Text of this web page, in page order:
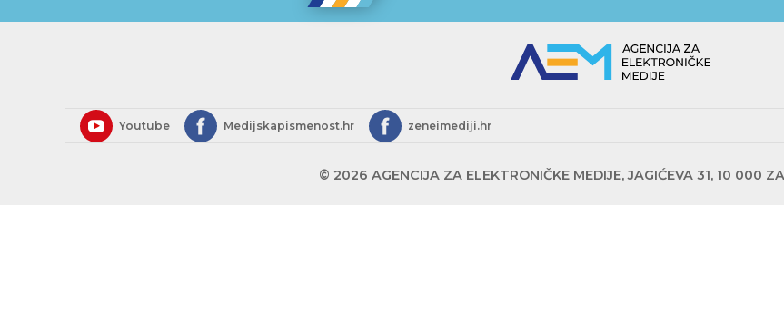
Youtube Medijskapismenost.hr zeneimediji.hr
© 2026 AGENCIJA ZA ELEKTRONIČKE MEDIJE, JAGIĆEVA 31, 10 000